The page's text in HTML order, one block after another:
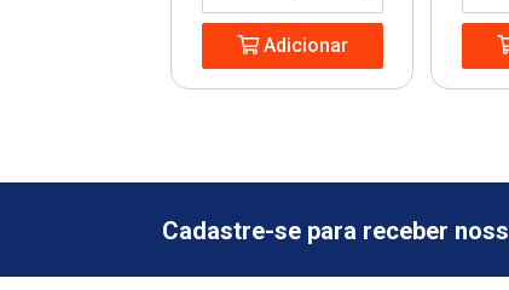
Adicionar
Cadastre-se para receber